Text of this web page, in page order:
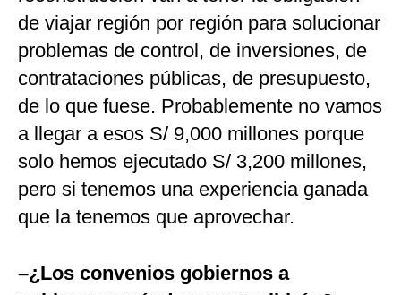
de viajar región por región para solucionar
problemas de control, de inversiones, de
contrataciones públicas, de presupuesto,
de lo que fuese. Probablemente no vamos
a llegar a esos S/ 9,000 millones porque
solo hemos ejecutado S/ 3,200 millones,
pero si tenemos una experiencia ganada
que la tenemos que aprovechar.
–¿Los convenios gobiernos a